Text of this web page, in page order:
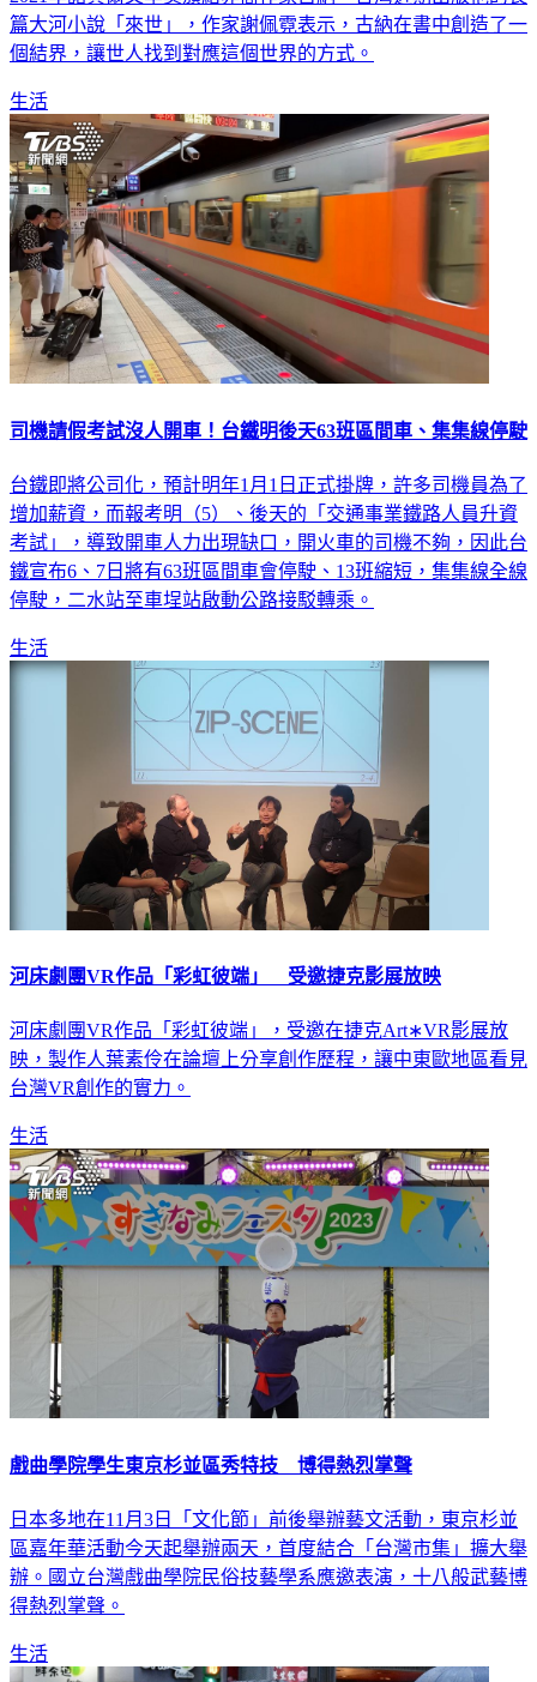
篇大河小說「來世」，作家謝佩霓表示，古納在書中創造了一
個結界，讓世人找到對應這個世界的方式。
生活
司機請假考試沒人開車！台鐵明後天63班區間車、集集線停駛
台鐵即將公司化，預計明年1月1日正式掛牌，許多司機員為了
增加薪資，而報考明（5）、後天的「交通事業鐵路人員升資
考試」，導致開車人力出現缺口，開火車的司機不夠，因此台
鐵宣布6、7日將有63班區間車會停駛、13班縮短，集集線全線
停駛，二水站至車埕站啟動公路接駁轉乘。
生活
河床劇團VR作品「彩虹彼端」 受邀捷克影展放映
河床劇團VR作品「彩虹彼端」，受邀在捷克Art∗VR影展放
映，製作人葉素伶在論壇上分享創作歷程，讓中東歐地區看見
台灣VR創作的實力。
生活
戲曲學院學生東京杉並區秀特技 博得熱烈掌聲
日本多地在11月3日「文化節」前後舉辦藝文活動，東京杉並
區嘉年華活動今天起舉辦兩天，首度結合「台灣市集」擴大舉
辦。國立台灣戲曲學院民俗技藝學系應邀表演，十八般武藝博
得熱烈掌聲。
生活